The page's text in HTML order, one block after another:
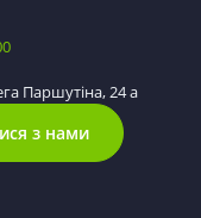
Паршутіна, 24 а
з нами